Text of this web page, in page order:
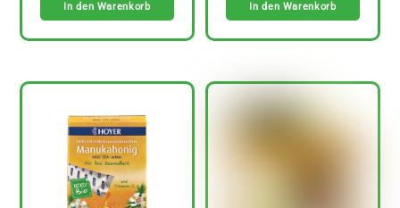
In den Warenkorb In den Warenkorb